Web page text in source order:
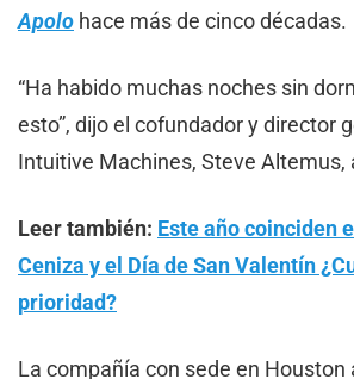
Apolo hace más de cinco décadas.
“Ha habido muchas noches sin
esto”, dijo el cofundador y director
Intuitive Machines, Steve Altemus,
Leer también: Este año coinciden
Ceniza y el Día de San Valentín
prioridad?
La compañía con sede en Houston